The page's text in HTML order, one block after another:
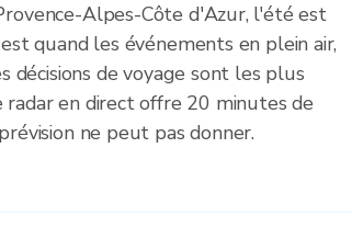
Alpes-Côte d'Azur, l'été est
quand les événements en plein air,
décisions de voyage sont les plus
en direct offre 20 minutes de
ne peut pas donner.